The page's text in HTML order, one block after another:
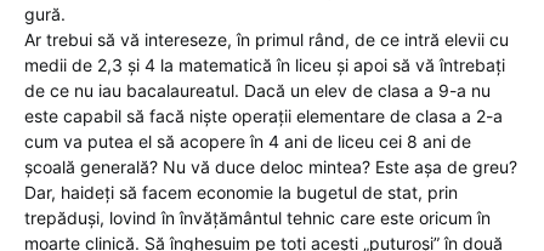
gură.
Ar trebui să vă intereseze, în primul rând, de ce intră elevii cu
medii de 2,3 și 4 la matematică în liceu și apoi să vă întrebați
de ce nu iau bacalaureatul. Dacă un elev de clasa a 9-a nu
este capabil să facă niște operații elementare de clasa a 2-a
cum va putea el să acopere în 4 ani de liceu cei 8 ani de
școală generală? Nu vă duce deloc mintea? Este așa de greu?
Dar, haideți să facem economie la bugetul de stat, prin
trepăduși, lovind în învățământul tehnic care este oricum în
moarte clinică. Să înghesuim pe toți acești „puturoși” în două